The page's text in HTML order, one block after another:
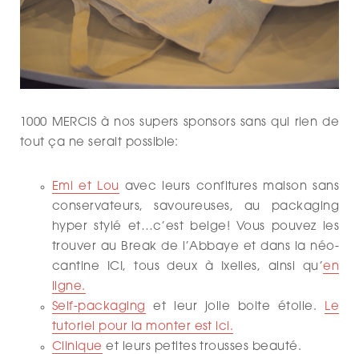
1000 MERCIS à nos supers sponsors sans qui rien de
tout ça ne serait possible:
Emi et Lou avec leurs confitures maison sans
conservateurs, savoureuses, au packaging
hyper stylé et…c’est belge! Vous pouvez les
trouver au Break de l’Abbaye et dans la néo-
cantine ICI, tous deux à Ixelles, ainsi qu’en
ligne.
Self-packaging
et leur jolie boite étoile.
Le
tutoriel pour la monter est ici.
Clinique et leurs petites trousses beauté.